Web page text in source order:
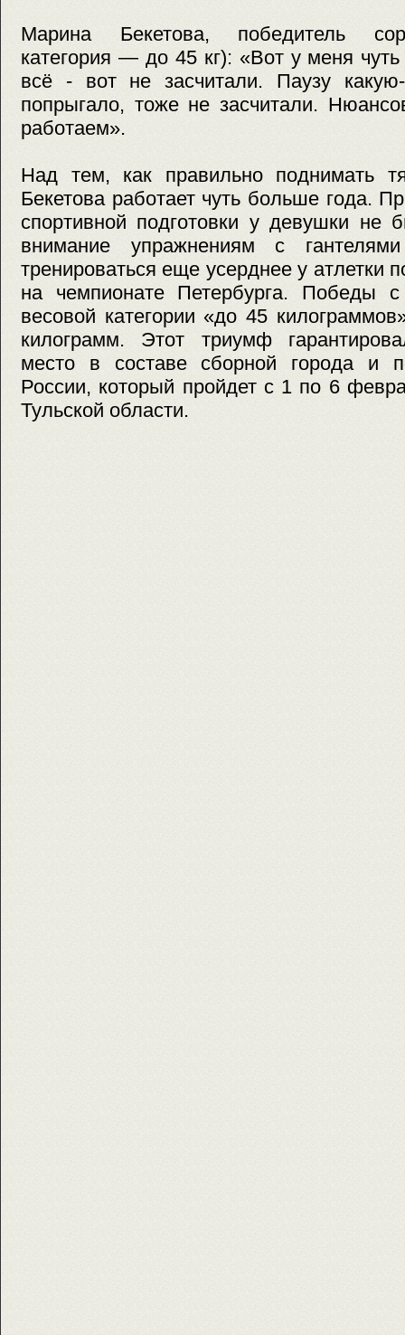
Марина Бекетова, победитель
категория — до 45 кг): «Вот у меня
всё - вот не засчитали. Паузу
попрыгало, тоже не засчитали.
работаем».
Над тем, как правильно поднимать
Бекетова работает чуть больше года.
спортивной подготовки у девушки не
внимание упражнениям с
тренироваться еще усерднее у атлетки
на чемпионате Петербурга. Победы
весовой категории «до 45
килограмм. Этот триумф
место в составе сборной города и
России, который пройдет с 1 по 6
Тульской области.